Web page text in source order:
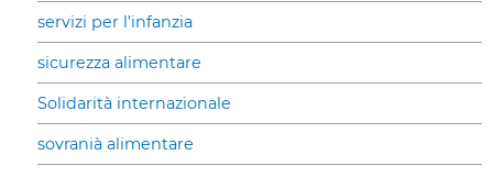
servizi per l’infanzia
sicurezza alimentare
Solidarità internazionale
sovranià alimentare